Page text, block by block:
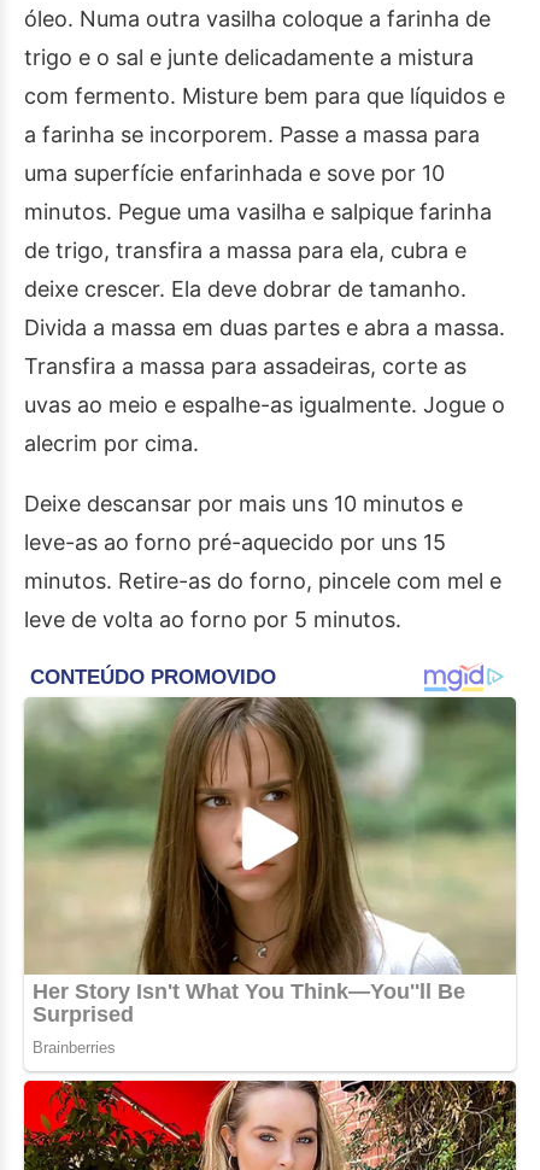
óleo. Numa outra vasilha coloque a farinha de
trigo e o sal e junte delicadamente a mistura
com fermento. Misture bem para que líquidos e
a farinha se incorporem. Passe a massa para
uma superfície enfarinhada e sove por 10
minutos. Pegue uma vasilha e salpique farinha
de trigo, transfira a massa para ela, cubra e
deixe crescer. Ela deve dobrar de tamanho.
Divida a massa em duas partes e abra a massa.
Transfira a massa para assadeiras, corte as
uvas ao meio e espalhe-as igualmente. Jogue o
alecrim por cima.
Deixe descansar por mais uns 10 minutos e
leve-as ao forno pré-aquecido por uns 15
minutos. Retire-as do forno, pincele com mel e
leve de volta ao forno por 5 minutos.